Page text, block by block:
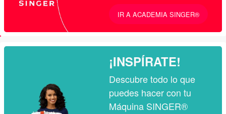
IR A ACADEMIA SINGER®
¡INSPÍRATE!
Descubre todo lo que
puedes hacer con tu
Máquina SINGER®